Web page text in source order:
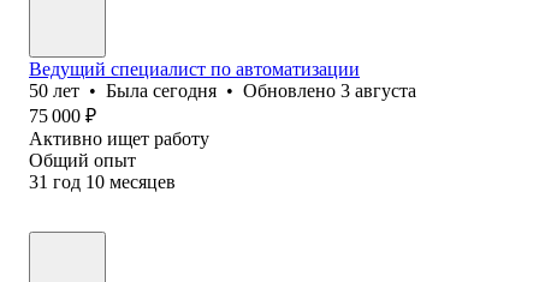
Ведущий специалист по автоматизации
50 лет • Была сегодня • Обновлено 3 августа
75 000 ₽
Активно ищет работу
Общий опыт
31 год 10 месяцев